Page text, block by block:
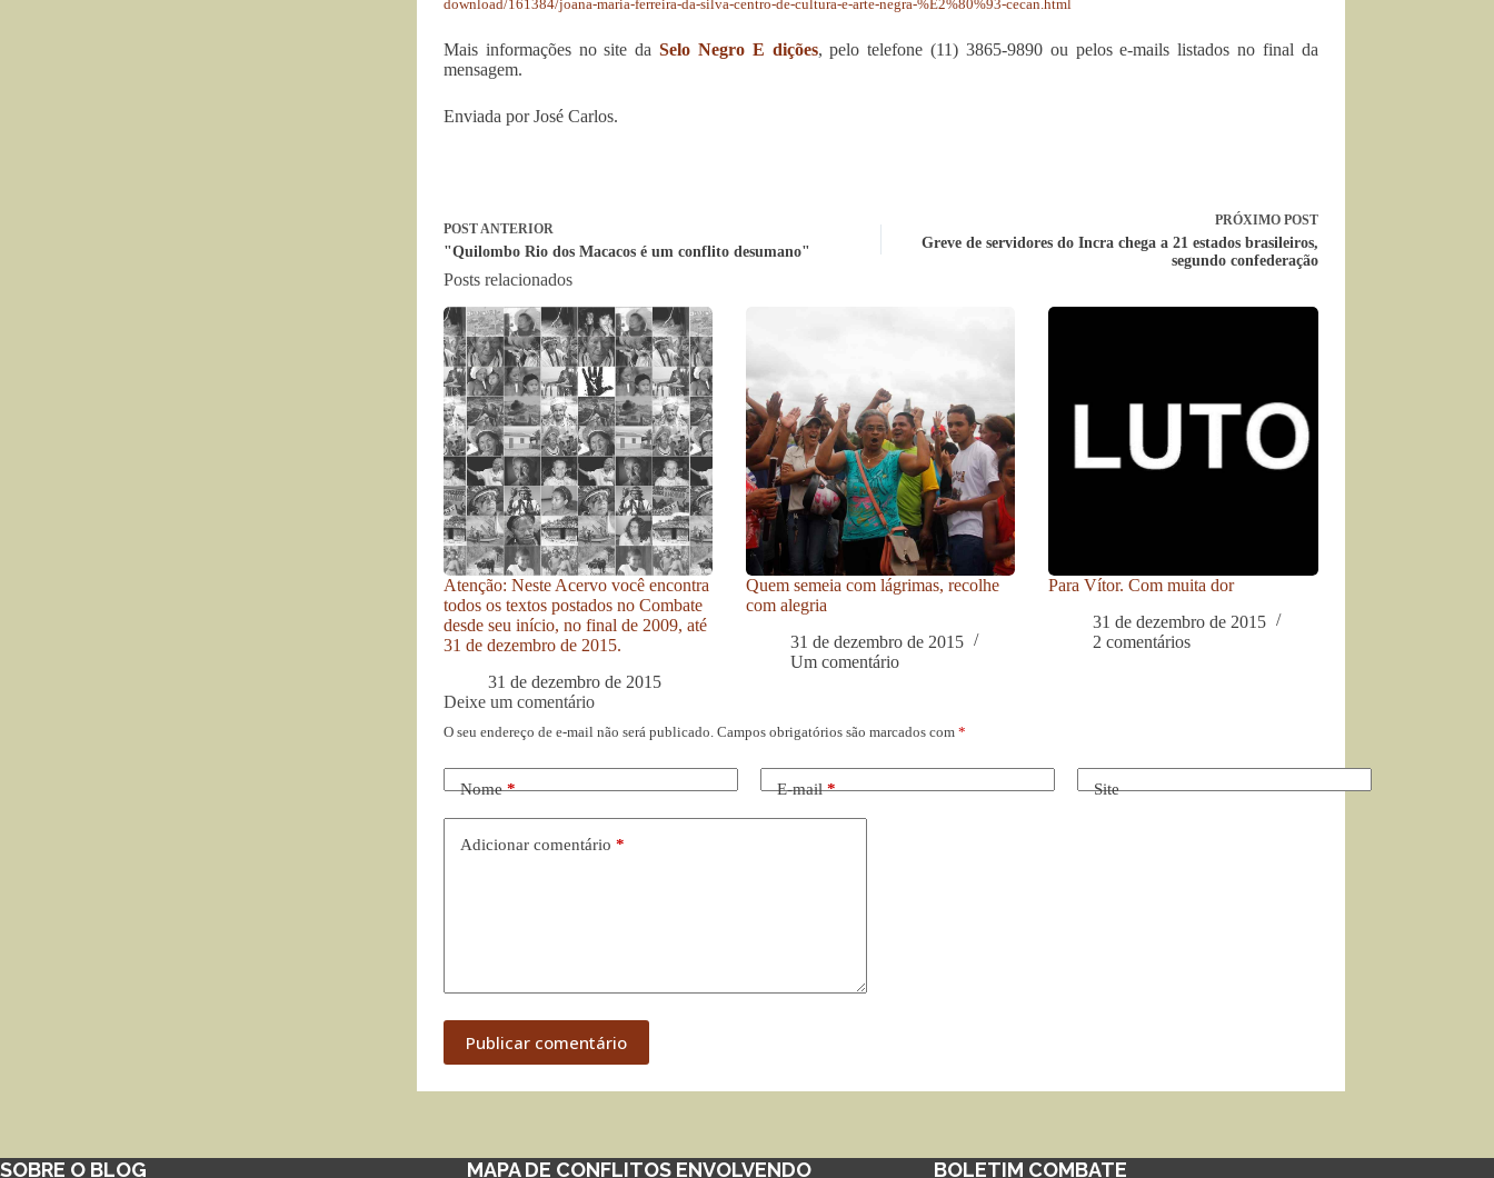
download/161384/joana-maria-ferreira-da-silva-centro-de-cultura-e-arte-negra-%E2%80%93-cecan.html
Mais informações no site daSelo Negro E dições, pelo telefone (11) 3865-9890 ou pelos e-mails listados no final da
mensagem.
Enviada por José Carlos.
POSTANTERIOR
"Quilombo Rio dos Macacos é um conflito desumano"
PRÓXIMO POST
Greve de servidores do Incra chega a 21 estados brasileiros,
segundo confederação
Posts relacionados
Atenção: Neste Acervo você encontra
todos os textos postados no Combate
desde seu início, no final de 2009, até
31 de dezembro de 2015.
31 de dezembro de 2015
Quem semeia com lágrimas, recolhe
com alegria
31 de dezembro de 2015
Um comentário
Para Vítor. Com muita dor
31 de dezembro de 2015
2 comentários
Deixe um comentário
O seu endereço de e-mail não será publicado. Campos obrigatórios são marcados com *
Nome* E-mail* Site
Adicionar comentário *
Publicar comentário
SOBRE O BLOG MAPA DE CONFLITOS ENVOLVENDO BOLETIM COMBATE